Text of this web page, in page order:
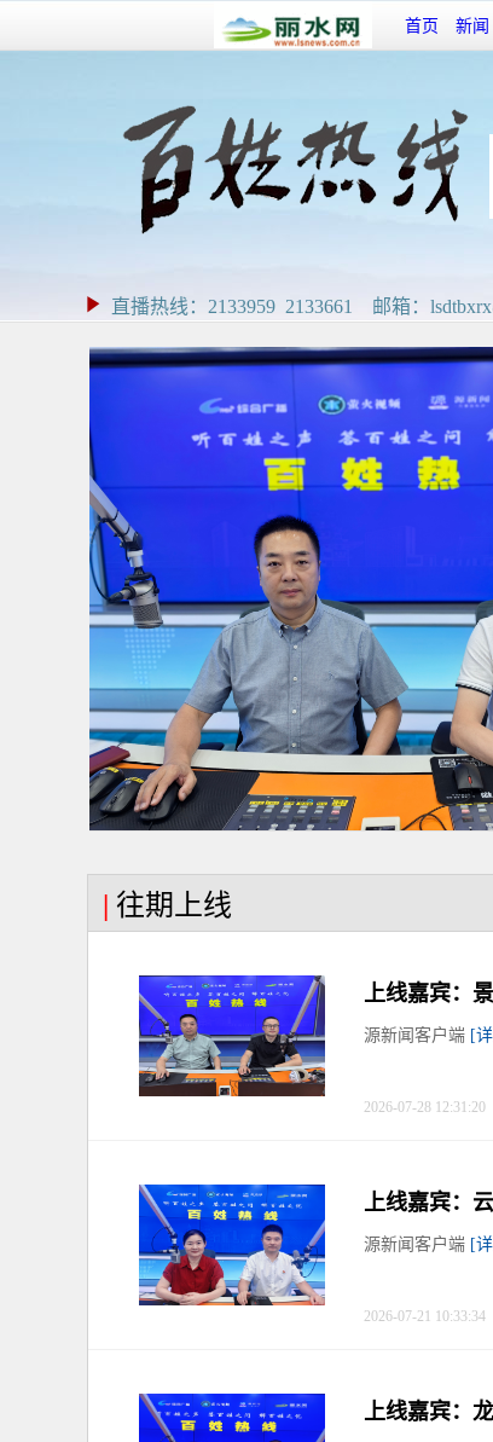
首页 新闻
直播热线：2133959 2133661 邮箱：
| 往期上线
上线嘉宾：
源新闻客户端 [
2026-07-28 12:31:20
上线嘉宾：
源新闻客户端 [
2026-07-21 10:33:34
上线嘉宾：